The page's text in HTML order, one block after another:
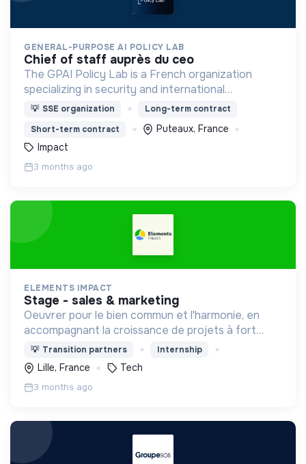
GENERAL-PURPOSE AI POLICY LAB
chief of staff auprès du ceo
The GPAI Policy Lab is a French organization
specializing in security and international
coordination issues raised by frontier general-
💡 SSE organization
Long-term contract
Short-term contract
Puteaux, France
Impact
3 months ago
ELEMENTS IMPACT
stage - sales & marketing
Oeuvrer pour le bien commun et l'harmonie, en
accompagnant la croissance de projets à fort
potentiel.
💡 Transition partners Internship
Lille, France Tech
3 months ago